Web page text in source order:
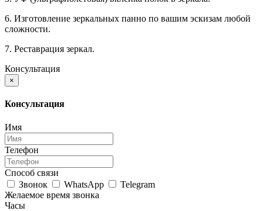
6. Изготовление зеркальных панно по вашим эскизам любой
сложности.
7. Реставрация зеркал.
Консультация
×
Консультация
Имя
Телефон
Способ связи
Звонок
WhatsApp
Telegram
Желаемое время звонка
Часы